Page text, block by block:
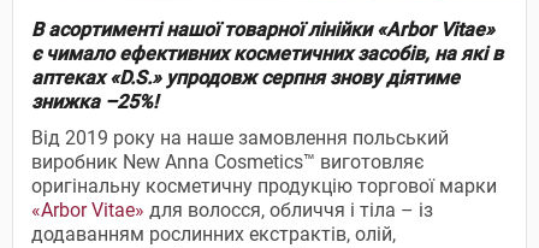
В асортименті нашої товарної лінійки «Arbor Vitae»
є чимало ефективних косметичних засобів, на які в
аптеках «D.S.» упродовж серпня знову діятиме
знижка –25%!
Від 2019 року на наше замовлення польський
виробник New Anna Cosmetics™ виготовляє
оригінальну косметичну продукцію торгової марки
«Arbor Vitae» для волосся, обличчя і тіла – із
додаванням рослинних екстрактів, олій,